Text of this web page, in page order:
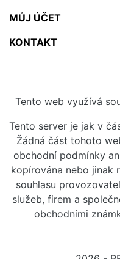
MŮJ ÚČET
KONTAKT
Tento web využívá
Tento server je jak v
Žádná část tohoto
obchodní podmínky
kopírována nebo jinak
souhlasu
služeb, firem a
obchodními